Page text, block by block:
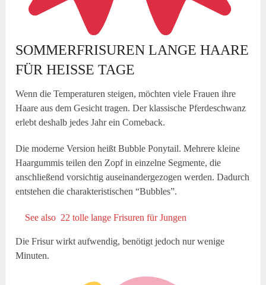
SOMMERFRISUREN LANGE HAARE
FÜR HEISSE TAGE
Wenn die Temperaturen steigen, möchten viele Frauen ihre
Haare aus dem Gesicht tragen. Der klassische Pferdeschwanz
erlebt deshalb jedes Jahr ein Comeback.
Die moderne Version heißt Bubble Ponytail. Mehrere kleine
Haargummis teilen den Zopf in einzelne Segmente, die
anschließend vorsichtig auseinandergezogen werden. Dadurch
entstehen die charakteristischen “Bubbles”.
See also 22 tolle lange Frisuren für Jungen
Die Frisur wirkt aufwendig, benötigt jedoch nur wenige
Minuten.